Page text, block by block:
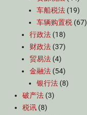
车船税法 (19)
车辆购置税 (67)
行政法 (18)
财政法 (37)
贸易法 (4)
金融法 (54)
银行法 (8)
破产法 (3)
税讯 (8)